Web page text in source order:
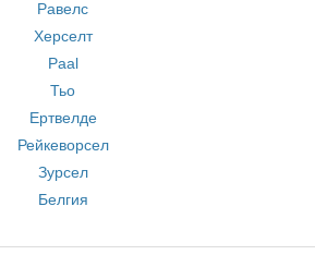
Равелс
Херселт
Paal
Тьо
Ертвелде
Рейкеворсел
Зурсел
Белгия